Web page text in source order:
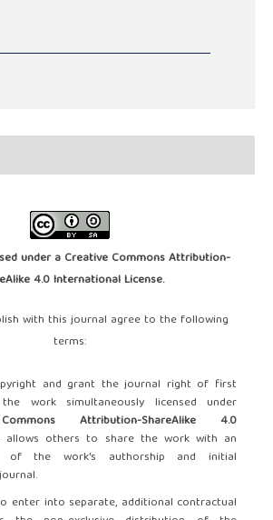
under a Creative Commons Attribution-
4.0 International License.
with this journal agree to the following
terms:
and grant the journal right of first
work simultaneously licensed under
Attribution-ShareAlike 4.0
others to share the work with an
of the work's authorship and initial
enter into separate, additional contractual